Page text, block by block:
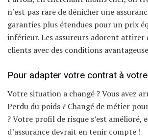
n’est pas rare de dénicher une
garanties plus étendues pour un prix
inférieur. Les assureurs adorent attirer
clients avec des conditions
Pour adapter votre contrat à
Votre situation a changé ? Vous avez
Perdu du poids ? Changé de métier
? Votre profil de risque s’est amélioré,
d’assurance devrait en tenir compte !